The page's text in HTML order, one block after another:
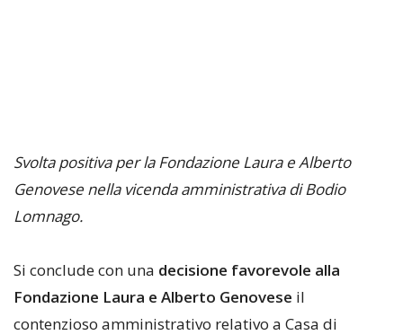
Svolta positiva per la Fondazione Laura e Alberto
Genovese nella vicenda amministrativa di Bodio
Lomnago.
Si conclude con una decisione favorevole alla
Fondazione Laura e Alberto Genovese il
contenzioso amministrativo relativo a Casa di